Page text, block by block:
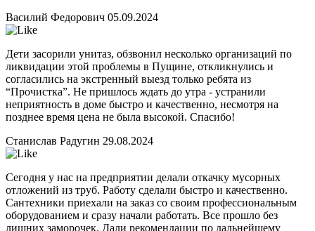
Василий Федорович 05.09.2024
Дети засорили унитаз, обзвонил несколько организаций по
ликвидации этой проблемы в Пущине, откликнулись и
согласились на экстренный выезд только ребята из
“Прочистка”. Не пришлось ждать до утра - устранили
неприятность в доме быстро и качественно, несмотря на
позднее время цена не была высокой. Спасибо!
Станислав Радугин 29.08.2024
Сегодня у нас на предприятии делали откачку мусорных
отложений из труб. Работу сделали быстро и качественно.
Сантехники приехали на заказ со своим профессиональным
оборудованием и сразу начали работать. Все прошло без
лишних заморочек. Дали рекомендации по дальнейшему